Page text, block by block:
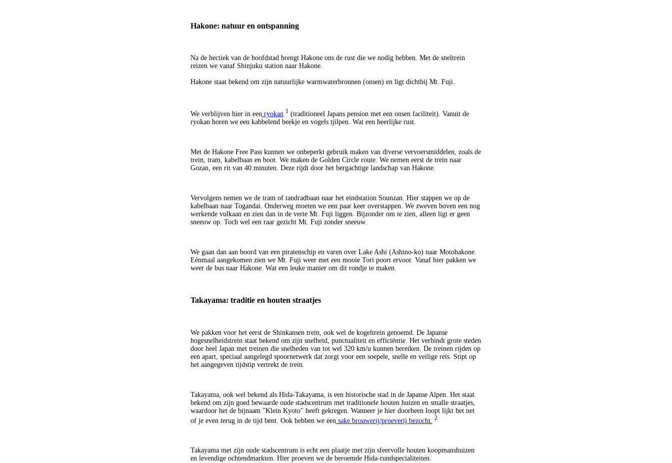
Hakone: natuur en ontspanning
Na de hectiek van de hoofdstad brengt Hakone ons de rust die we nodig hebben. Met de sneltrein
reizen we vanaf Shinjuku station naar Hakone.
Hakone staat bekend om zijn natuurlijke warmwaterbronnen (onsen) en ligt dichtbij Mt. Fuji.
We verblijven hier in eenryokan 1(traditioneel Japans pension met een onsen faciliteit). Vanuit de
ryokan horen we een kabbelend beekje en vogels tjilpen. Wat een heerlijke rust.
Met de Hakone Free Pass kunnen we onbeperkt gebruik maken van diverse vervoersmiddelen, zoals de
trein, tram, kabelbaan en boot. We maken de Golden Circle route. We nemen eerst de trein naar
Gozan, een rit van 40 minuten. Deze rijdt door het bergachtige landschap van Hakone.
Vervolgens nemen we de tram of tandradbaan naar het eindstation Sounzan. Hier stappen we op de
kabelbaan naar Togandai. Onderweg moeten we een paar keer overstappen. We zweven boven een nog
werkende vulkaan en zien dan in de verte Mt. Fuji liggen. Bijzonder om te zien, alleen ligt er geen
sneeuw op. Toch wel een raar gezicht Mt. Fuji zonder sneeuw.
We gaan dan aan boord van een piratenschip en varen over Lake Ashi (Ashino-ko) naar Motohakone.
Eénmaal aangekomen zien we Mt. Fuji weer met een mooie Tori poort ervoor. Vanaf hier pakken we
weer de bus naar Hakone. Wat een leuke manier om dit rondje te maken.
Takayama: traditie en houten straatjes
We pakken voor het eerst de Shinkansen trein, ook wel de kogeltrein genoemd. De Japanse
hogesnelheidstrein staat bekend om zijn snelheid, punctualiteit en efficiëntie. Het verbindt grote steden
door heel Japan met treinen die snelheden van tot wel 320 km/u kunnen bereiken. De treinen rijden op
een apart, speciaal aangelegd spoornetwerk dat zorgt voor een soepele, snelle en veilige reis. Stipt op
het aangegeven tijdstip vertrekt de trein.
Takayama, ook wel bekend als Hida-Takayama, is een historische stad in de Japanse Alpen. Het staat
bekend om zijn goed bewaarde oude stadscentrum met traditionele houten huizen en smalle straatjes,
waardoor het de bijnaam "Klein Kyoto" heeft gekregen. Wanneer je hier doorheen loopt lijkt het net
of je even terug in de tijd bent. Ook hebben we een sake brouwerij/proeverij bezocht. 2
Takayama met zijn oude stadscentrum is echt een plaatje met zijn sfeervolle houten koopmanshuizen
en levendige ochtendmarkten. Hier proeven we de beroemde Hida-rundspecialiteiten.